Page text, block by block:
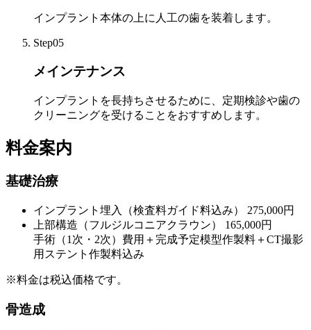
インプラント本体の上に人工の歯を装着します。
Step05
メインテナンス
インプラントを長持ちさせるために、定期検診や歯の
クリーニングを受けることをおすすめします。
料金案内
基礎治療
インプラント埋入（検査料ガイド料込み）
275,000円
上部構造（フルジルコニアクラウン）
165,000円
手術（1次・2次）費用＋完成予定模型作製料＋CT撮影
用ステント作製料込み
※料金は税込価格です。
骨造成